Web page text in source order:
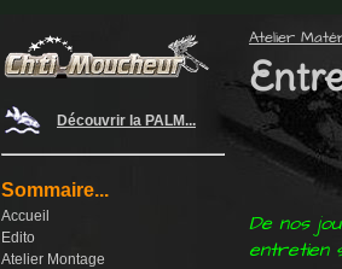
Découvrir la PALM...
Sommaire...
Accueil
Edito
Atelier Montage
Atelier
De nos
entretien